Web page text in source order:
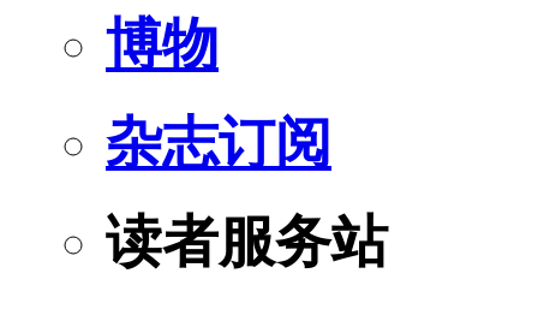
博物
杂志订阅
读者服务站